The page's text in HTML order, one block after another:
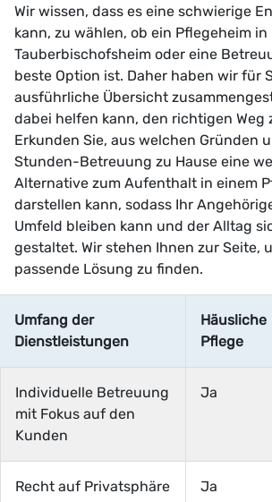
Wir wissen, dass es eine schwierige
kann, zu wählen, ob ein Pflegeheim in
Tauberbischofsheim oder eine
beste Option ist. Daher haben wir für
ausführliche Übersicht
dabei helfen kann, den richtigen Weg
Erkunden Sie, aus welchen Gründen
Stunden-Betreuung zu Hause eine
Alternative zum Aufenthalt in einem
darstellen kann, sodass Ihr
Umfeld bleiben kann und der Alltag
gestaltet. Wir stehen Ihnen zur Seite,
passende Lösung zu finden.
Umfang der
Dienstleistungen
Häusliche
Pflege
Individuelle Betreuung
mit Fokus auf den
Kunden
Ja
Recht auf Privatsphäre
Ja